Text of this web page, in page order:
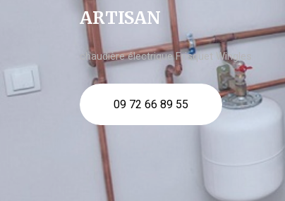
ARTISAN
chaudière électrique Frisquet Wingles
09 72 66 89 55